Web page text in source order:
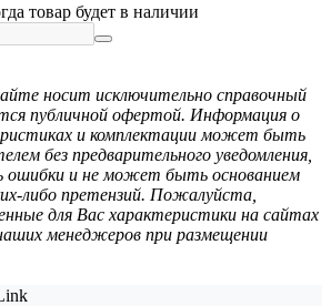
товар будет в наличии
носит исключительно справочный
публичной офертой. Информация о
и комплектации может быть
без предварительного уведомления,
и не может быть основанием
либо претензий. Пожалуйста,
для Вас характеристики на сайтах
менеджеров при размещении